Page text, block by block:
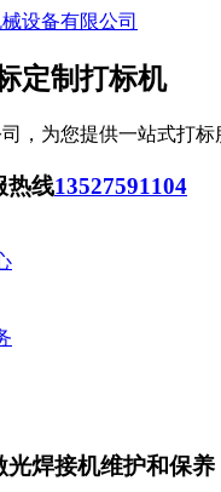
定制打标机
，为您提供一站式打标
热线13527591104
光焊接机维护和保养